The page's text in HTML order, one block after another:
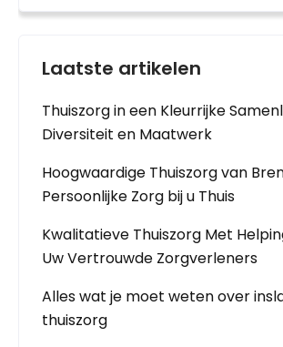
Laatste artikelen
Thuiszorg in een Kleurrijke
Diversiteit en Maatwerk
Hoogwaardige Thuiszorg van
Persoonlijke Zorg bij u Thuis
Kwalitatieve Thuiszorg Met
Uw Vertrouwde Zorgverleners
Alles wat je moet weten over
thuiszorg